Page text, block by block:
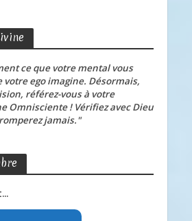
ce que votre mental vous
votre ego imagine. Désormais,
référez-vous à votre
Omnisciente ! Vérifiez avec Dieu
jamais."